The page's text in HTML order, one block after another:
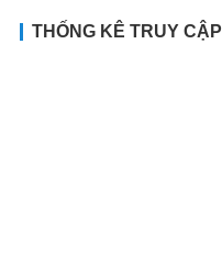
THỐNG KÊ TRUY CẬP